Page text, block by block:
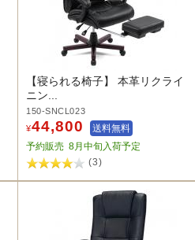
【寝られる椅子】 本革リクライ
ニン...
150-SNCL023
¥44,800
送料無料
予約販売 8月中旬入荷予定
(3)